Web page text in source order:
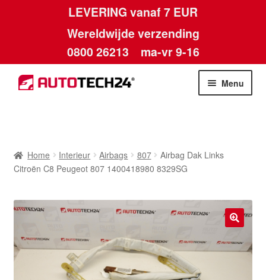
LEVERING vanaf 7 EUR
Wereldwijde verzending
0800 26213 ma-vr 9-16
Skip
to
Skip
to
Menu
Betalingen
Contact
Home Interieur Airbags 807
Airbag Dak Links
Citroën C8 Peugeot 807 1400418980 8329SG